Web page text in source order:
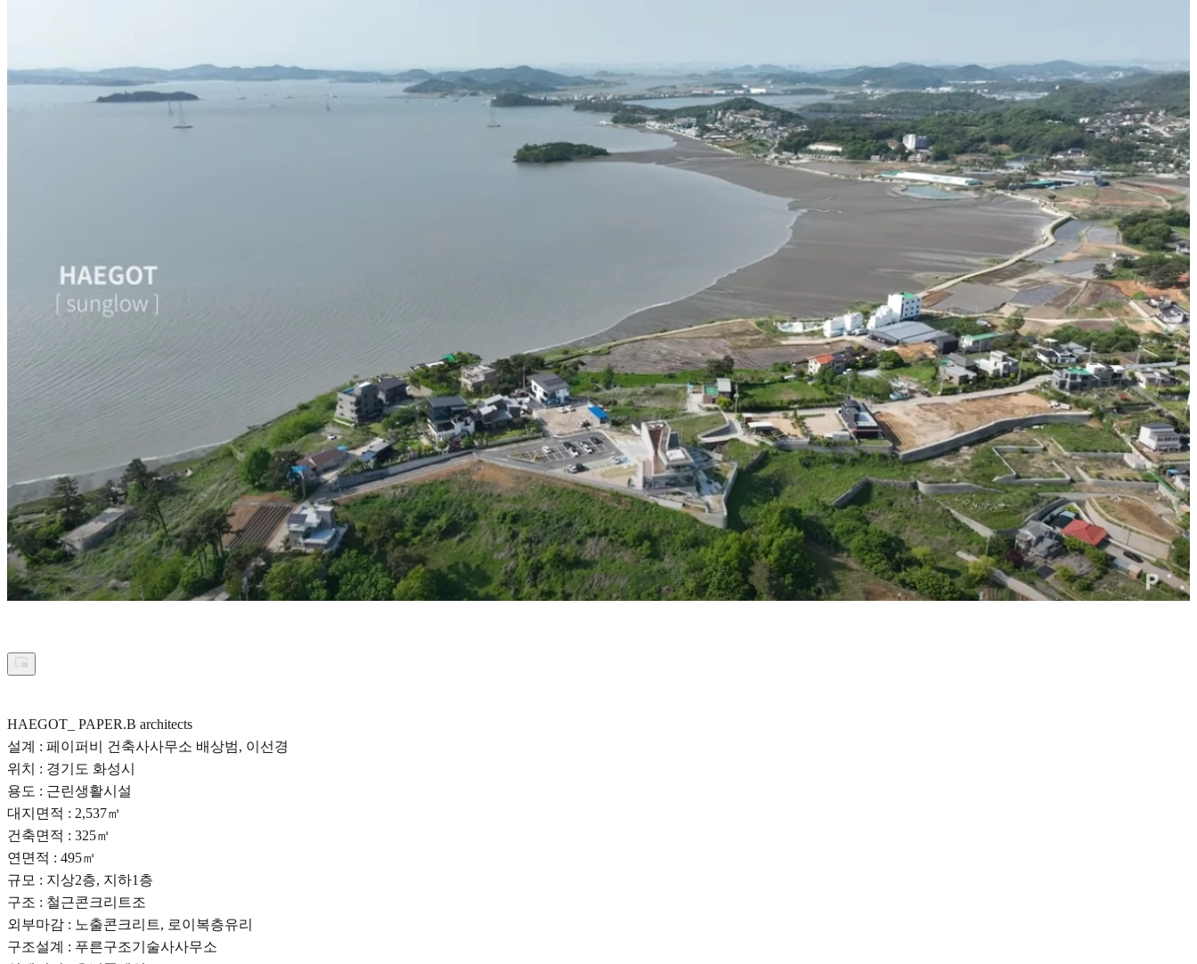
HAEGOT_ PAPER.B architects
설계 : 페이퍼비 건축사사무소 배상범, 이선경
위치 : 경기도 화성시
용도 : 근린생활시설
대지면적 : 2,537㎡
건축면적 : 325㎡
연면적 : 495㎡
규모 : 지상2층, 지하1층
구조 : 철근콘크리트조
외부마감 : 노출콘크리트, 로이복층유리
구조설계 : 푸른구조기술사사무소